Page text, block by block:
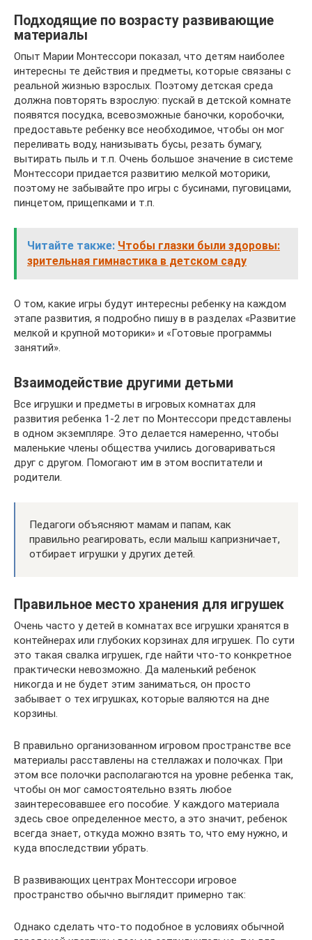
Подходящие по возрасту развивающие
материалы
Опыт Марии Монтессори показал, что детям наиболее
интересны те действия и предметы, которые связаны с
реальной жизнью взрослых. Поэтому детская среда
должна повторять взрослую: пускай в детской комнате
появятся посудка, всевозможные баночки, коробочки,
предоставьте ребенку все необходимое, чтобы он мог
переливать воду, нанизывать бусы, резать бумагу,
вытирать пыль и т.п. Очень большое значение в системе
Монтессори придается развитию мелкой моторики,
поэтому не забывайте про игры с бусинами, пуговицами,
пинцетом, прищепками и т.п.
Читайте также: Чтобы глазки были здоровы:
зрительная гимнастика в детском саду
О том, какие игры будут интересны ребенку на каждом
этапе развития, я подробно пишу в в разделах «Развитие
мелкой и крупной моторики» и «Готовые программы
занятий».
Взаимодействие другими детьми
Все игрушки и предметы в игровых комнатах для
развития ребенка 1-2 лет по Монтессори представлены
в одном экземпляре. Это делается намеренно, чтобы
маленькие члены общества учились договариваться
друг с другом. Помогают им в этом воспитатели и
родители.
Педагоги объясняют мамам и папам, как
правильно реагировать, если малыш капризничает,
отбирает игрушки у других детей.
Правильное место хранения для игрушек
Очень часто у детей в комнатах все игрушки хранятся в
контейнерах или глубоких корзинах для игрушек. По сути
это такая свалка игрушек, где найти что-то конкретное
практически невозможно. Да маленький ребенок
никогда и не будет этим заниматься, он просто
забывает о тех игрушках, которые валяются на дне
корзины.
В правильно организованном игровом пространстве все
материалы расставлены на стеллажах и полочках. При
этом все полочки располагаются на уровне ребенка так,
чтобы он мог самостоятельно взять любое
заинтересовавшее его пособие. У каждого материала
здесь свое определенное место, а это значит, ребенок
всегда знает, откуда можно взять то, что ему нужно, и
куда впоследствии убрать.
В развивающих центрах Монтессори игровое
пространство обычно выглядит примерно так:
Однако сделать что-то подобное в условиях обычной